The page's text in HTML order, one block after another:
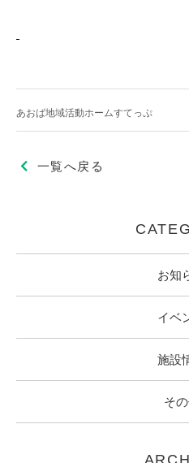
あおば地域活動ホームすてっぷ
一覧へ戻る
お知
イベ
施設
そ